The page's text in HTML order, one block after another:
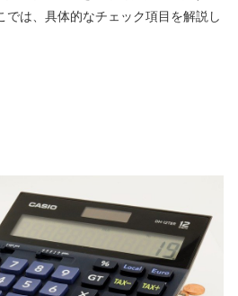
では、具体的なチェック項目を解説し